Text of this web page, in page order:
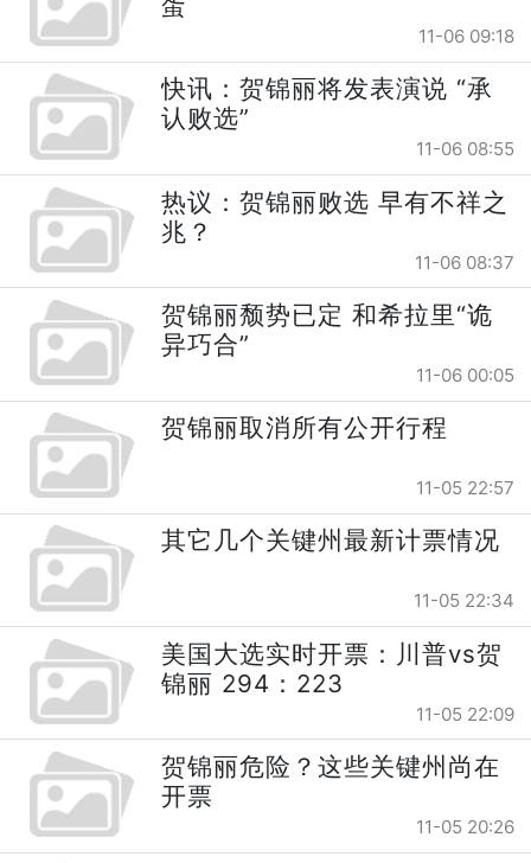
11-06 09:18
快讯：贺锦丽将发表演说 “承
认败选”
11-06 08:55
热议：贺锦丽败选 早有不祥之
兆？
11-06 08:37
贺锦丽颓势已定 和希拉里“诡
异巧合”
11-06 00:05
贺锦丽取消所有公开行程
11-05 22:57
其它几个关键州最新计票情况
11-05 22:34
美国大选实时开票：川普vs贺
锦丽 294：223
11-05 22:09
贺锦丽危险？这些关键州尚在
开票
11-05 20:26